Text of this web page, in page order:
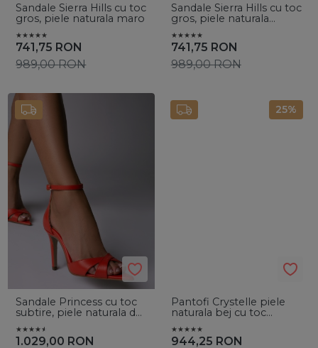
Sandale Sierra Hills cu toc
gros, piele naturala maro
741,75 RON
989,00RON
Sandale Sierra Hills cu toc
gros, piele naturala
741,75 RON
989,00RON
Sandale Princess cu toc
subtire, piele naturala de
1.029,00 RON
25%
Pantofi Crystelle piele
naturala bej cu toc
944,25 RON